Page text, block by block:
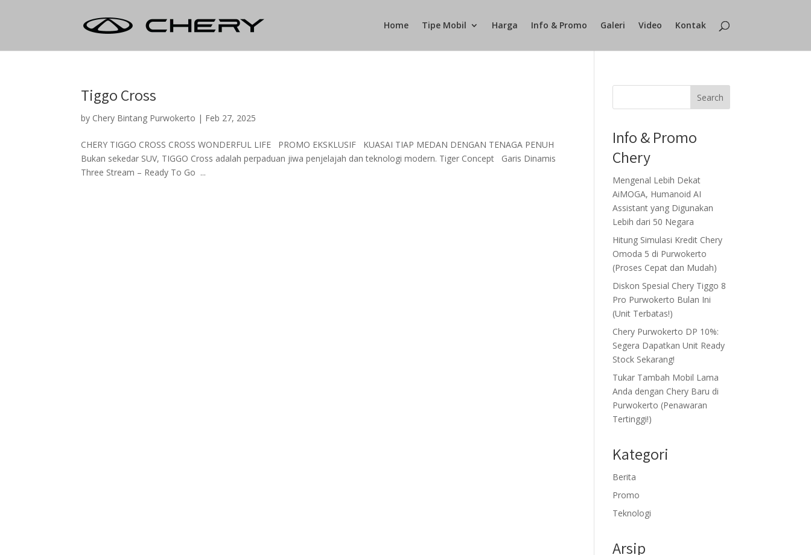
Home Tipe Mobil Harga Info & Promo Galeri Video Kontak
Tiggo Cross
by Chery Bintang Purwokerto | Feb 27, 2025
CHERY TIGGO CROSS CROSS WONDERFUL LIFE PROMO EKSKLUSIF KUASAI TIAP MEDAN DENGAN TENAGA PENUH
Bukan sekedar SUV, TIGGO Cross adalah perpaduan jiwa penjelajah dan teknologi modern. Tiger Concept Garis Dinamis
Three Stream – Ready To Go ...
Search
Info & Promo
Chery
Mengenal Lebih Dekat
AiMOGA, Humanoid AI
Assistant yang Digunakan
Lebih dari 50 Negara
Hitung Simulasi Kredit Chery
Omoda 5 di Purwokerto
(Proses Cepat dan Mudah)
Diskon Spesial Chery Tiggo 8
Pro Purwokerto Bulan Ini
(Unit Terbatas!)
Chery Purwokerto DP 10%:
Segera Dapatkan Unit Ready
Stock Sekarang!
Tukar Tambah Mobil Lama
Anda dengan Chery Baru di
Purwokerto (Penawaran
Tertinggi!)
Kategori
Berita
Promo
Teknologi
Arsip